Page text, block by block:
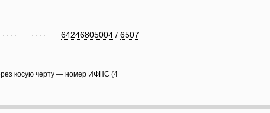
64246805004 / 6507
косую черту — номер ИФНС (4